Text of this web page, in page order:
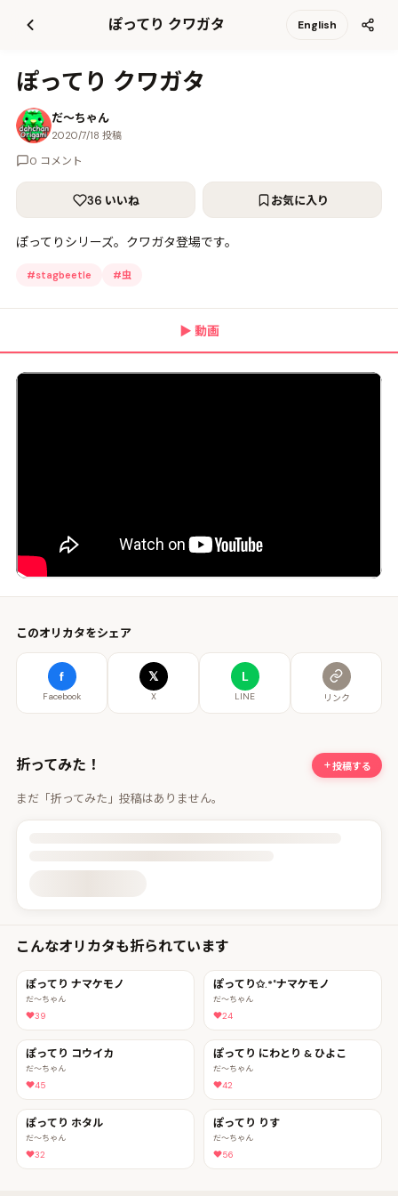
ぽってり クワガタ English
ぽってり クワガタ
だ〜ちゃん
2020/7/18 投稿
0 コメント
36 いいね お気に入り
ぽってりシリーズ。クワガタ登場です。
#stagbeetle #虫
▶ 動画
このオリカタをシェア
f
Facebook
𝕏
X
L
LINE リンク
折ってみた！ 投稿する
まだ「折ってみた」投稿はありません。
投稿詳細を読み込んでいます
こんなオリカタも折られています
ぽってり ナマケモノ
だ〜ちゃん
39
ぽってり✩.*˚ナマケモノ
だ〜ちゃん
24
ぽってり コウイカ
だ〜ちゃん
45
ぽってり にわとり & ひよこ
だ〜ちゃん
42
ぽってり ホタル
だ〜ちゃん
32
ぽってり りす
だ〜ちゃん
56